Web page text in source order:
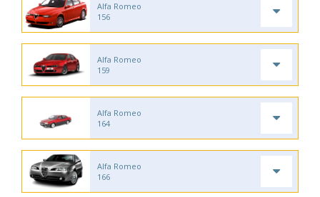
Alfa Romeo
156
Alfa Romeo
159
Alfa Romeo
164
Alfa Romeo
166